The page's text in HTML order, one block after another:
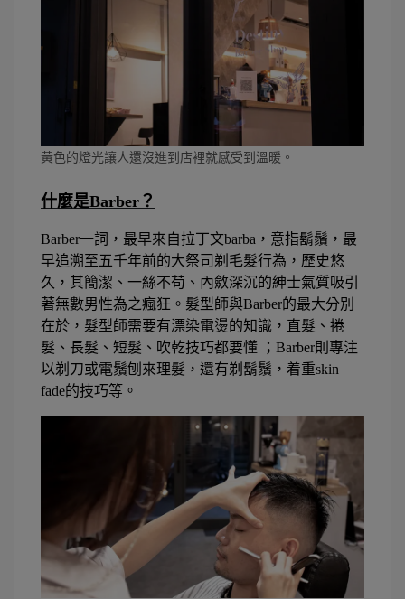
黃色的燈光讓人還沒進到店裡就感受到溫暖。
什麼是Barber？
Barber一詞，最早來自拉丁文barba ，意指鬍鬚，最
早追溯至五千年前的大祭司剃毛髮行為，歷史悠
久，其簡潔、一絲不苟、內斂深沉的紳士氣質吸引
著無數男性為之瘋狂。髮型師與Barber的最大分別
在於，髮型師需要有漂染電燙的知識，直髮、捲
髮、長髮、短髮、吹乾技巧都要懂
； Barber則專注
以剃刀或電鬚刨來理髮，還有剃鬍鬚，着重skin
fade的技巧等。